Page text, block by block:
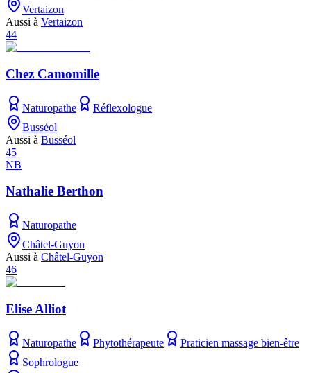
Vertaizon
Aussi à Vertaizon
44
Chez Camomille
Naturopathe
Réflexologue
Busséol
Aussi à Busséol
45
NB
Nathalie Berthon
Naturopathe
Châtel-Guyon
Aussi à Châtel-Guyon
46
Elise Alliot
Naturopathe Phytothérapeute
Praticien massage bien-être
Sophrologue